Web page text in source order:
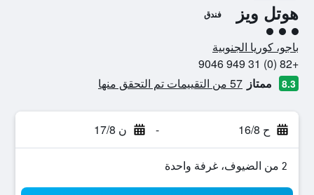
هوتل ويز فندق
تقييم فئة 3
باجو، كوريا الجنوبية
+82 (0) 31 949 9046
8.3 ممتاز 57 من التقييمات تم التحقق منها
ح 16/8 - ن 17/8
2 من الضيوف، غرفة واحدة